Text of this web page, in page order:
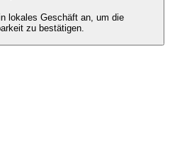
lokales Geschäft an, um die
zu bestätigen.